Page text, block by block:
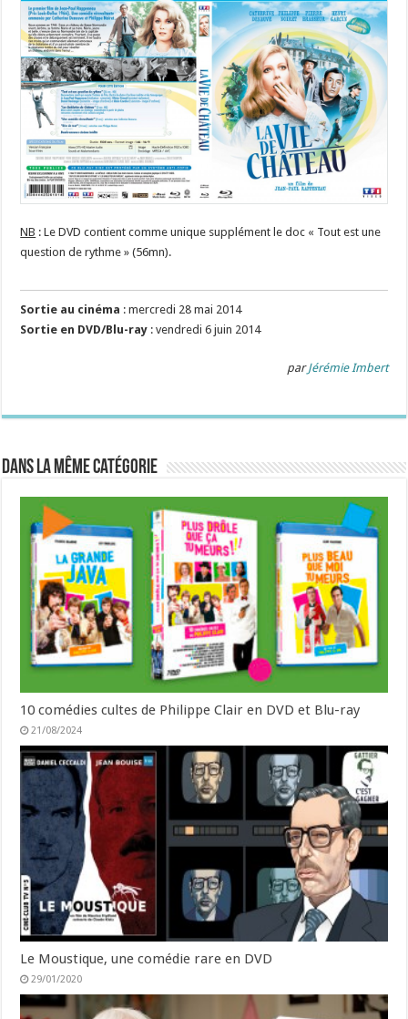
NB : Le DVD contient comme unique supplément le doc « Tout est une
question de rythme » (56mn).
Sortie au cinéma : mercredi 28 mai 2014
Sortie en DVD/Blu-ray : vendredi 6 juin 2014
parJérémie Imbert
Dans la même catégorie
10 comédies cultes de Philippe Clair en DVD et Blu-ray
21/08/2024
Le Moustique, une comédie rare en DVD
29/01/2020